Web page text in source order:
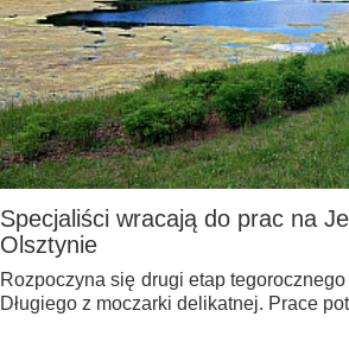
Specjaliści wracają do prac na
Olsztynie
Rozpoczyna się drugi etap
Długiego z moczarki delikatnej. Prace